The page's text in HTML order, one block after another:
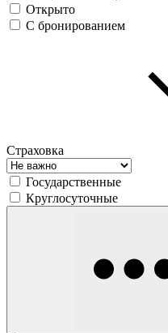
Открыто
С бронированием
Страховка
Государственные
Круглосуточные